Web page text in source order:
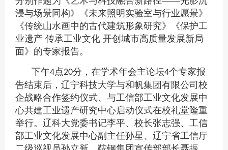
浸与场景同构》《未来照明实验室与行业愿景》
《传统山水画中的古代建筑形象研究》《保护工
业遗产 传承工业文化 开创城市高质量发展新局
面》的专家报告。
下午4点20分，在学术年会主论坛4个专家报
告结束后，辽宁科技大学与和帆集团有限公司校
企战略合作签约仪式、与工信部工业文化发展中
心共建工业遗产研究中心启动仪式在校礼堂隆重
举行。辽科大党委书记李平、校长张志强、工信
部工业文化发展中心副主任孙星、辽宁省工信厅